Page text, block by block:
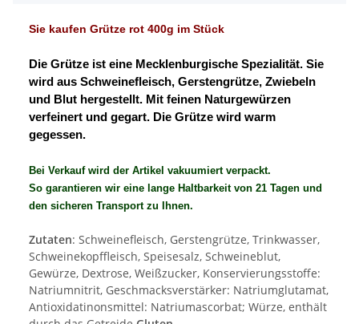
Sie kaufen Grütze rot 400g im Stück
Die Grütze ist eine Mecklenburgische Spezialität. Sie
wird aus Schweinefleisch, Gerstengrütze, Zwiebeln
und Blut hergestellt. Mit feinen Naturgewürzen
verfeinert und gegart. Die Grütze wird warm
gegessen.
Bei Verkauf wird der Artikel vakuumiert verpackt.
So garantieren wir eine lange Haltbarkeit von 21 Tagen und
den sicheren Transport zu Ihnen.
Zutaten: Schweinefleisch, Gerstengrütze, Trinkwasser,
Schweinekopffleisch, Speisesalz, Schweineblut,
Gewürze, Dextrose, Weißzucker, Konservierungsstoffe:
Natriumnitrit, Geschmacksverstärker: Natriumglutamat,
Antioxidatinonsmittel: Natriumascorbat; Würze, enthält